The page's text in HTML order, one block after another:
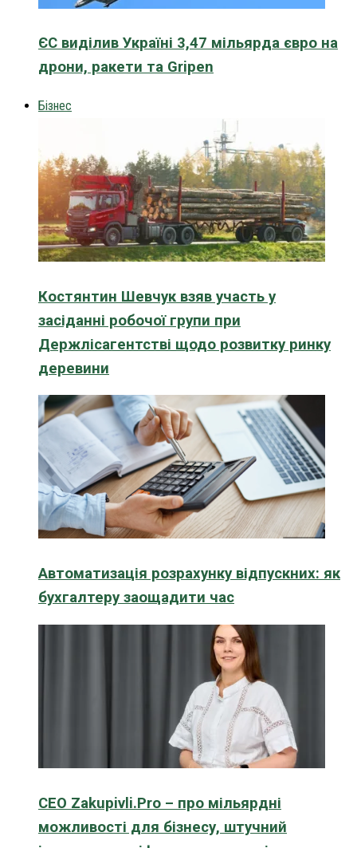
ЄС виділив Україні 3,47 мільярда євро на
дрони, ракети та Gripen
Бізнес
Костянтин Шевчук взяв участь у
засіданні робочої групи при
Держлісагентстві щодо розвитку ринку
деревини
Автоматизація розрахунку відпускних: як
бухгалтеру заощадити час
CEO Zakupivli.Pro – про мільярдні
можливості для бізнесу, штучний